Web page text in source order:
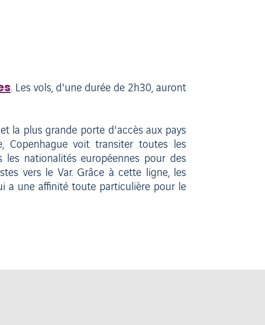
. Les vols, d'une durée de 2h30, auront
la plus grande porte d'accès aux pays
Copenhague voit transiter toutes les
les nationalités européennes pour des
vers le Var. Grâce à cette ligne, les
a une affinité toute particulière pour le